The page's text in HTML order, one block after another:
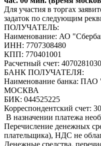
Для участия в торгах
задаток по следующим
ПОЛУЧАТЕЛЬ:
Наименование: АО
ИНН: 7707308480
КПП: 770401001
Расчетный счет:
БАНК ПОЛУЧАТЕЛЯ:
Наименование банка:
МОСКВА
БИК: 044525225
Корреспондентский счет:
В назначении платежа
Перечисление денежных
плательщика), НДС не
Денежные средства,